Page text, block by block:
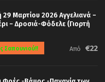
Μαρτίου 2026 Αγγελιανά –
– Δροσιά-Φόδελε (Γιορτή
Σαπουνιού!! Από €22